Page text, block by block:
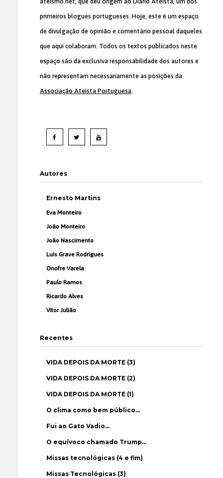
primeiros blogues portugueses. Hoje, este é um espaço
de divulgação de opinião e comentário pessoal daqueles
que aqui colaboram. Todos os textos publicados neste
espaço são da exclusiva responsabilidade dos autores e
não representam necessariamente as posições da
Associação Ateísta Portuguesa.
Autores
Ernesto Martins
Eva Monteiro
João Monteiro
João Nascimento
Luís Grave Rodrigues
Onofre Varela
Paulo Ramos
Ricardo Alves
Vítor Julião
Recentes
VIDA DEPOIS DA MORTE (3)
VIDA DEPOIS DA MORTE (2)
VIDA DEPOIS DA MORTE (1)
O clima como bem público…
Fui ao Gato Vadio…
O equívoco chamado Trump…
Missas tecnológicas (4 e fim)
Missas Tecnológicas (3)